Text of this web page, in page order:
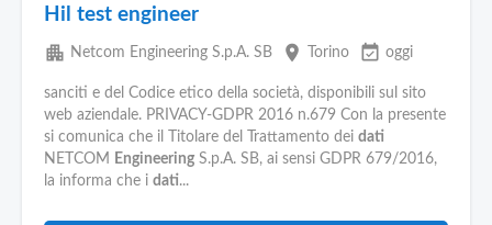
Blog
Pubblica
Offerte
Hil test engineer
apartment Netcom Engineering S.p.A. SB place Torino event_available oggi
sanciti e del Codice etico della società, disponibili sul sito
web aziendale. PRIVACY-GDPR 2016 n.679 Con la presente
si comunica che il Titolare del Trattamento dei dati
NETCOM
Engineering S.p.A. SB, ai sensi GDPR 679/2016,
la informa che i dati...